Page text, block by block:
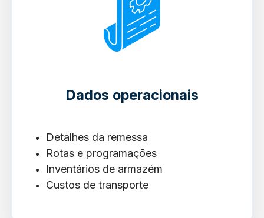
Dados operacionais
Detalhes da remessa
Rotas e programações
Inventários de armazém
Custos de transporte